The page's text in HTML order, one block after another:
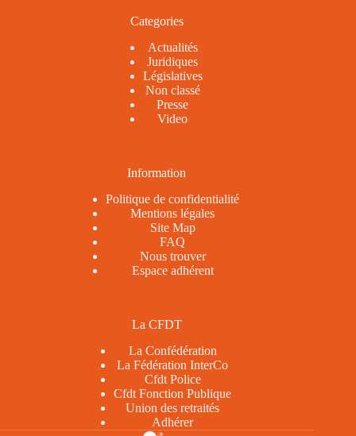
Categories
Actualités
Juridiques
Législatives
Non classé
Presse
Video
Information
Politique de confidentialité
Mentions légales
Site Map
FAQ
Nous trouver
Espace adhérent
La CFDT
La Confédération
La Fédération InterCo
Cfdt Police
Cfdt Fonction Publique
Union des retraités
Adhérer